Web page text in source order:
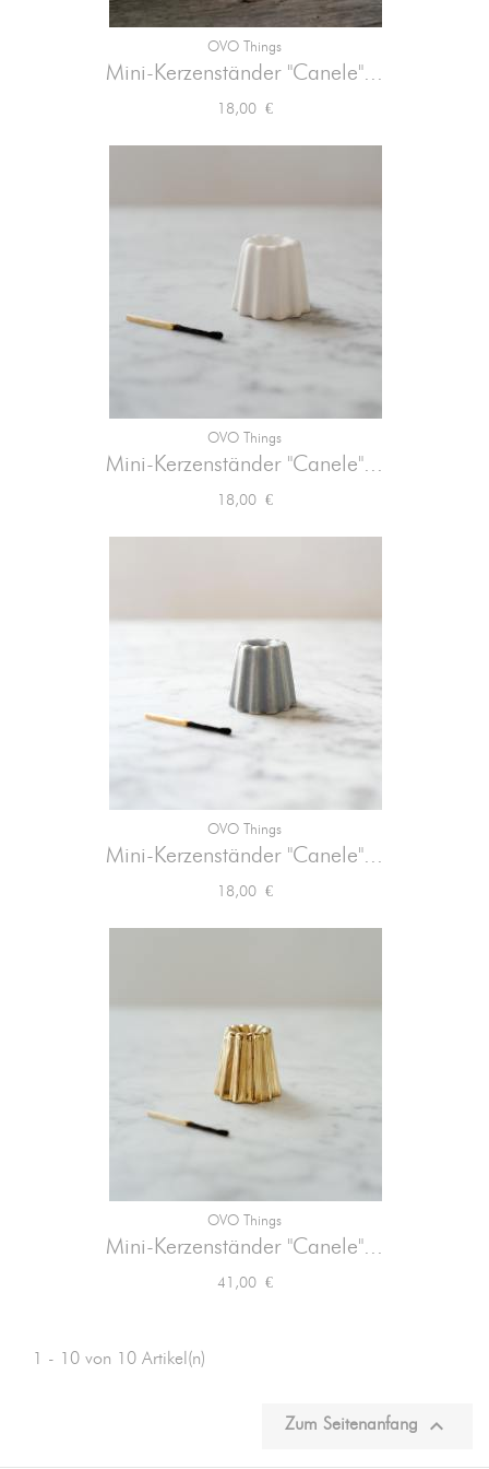
OVO Things
Mini-Kerzenständer "Canele"...
Preis
18,00 €
OVO Things
Mini-Kerzenständer "Canele"...
Preis
18,00 €
OVO Things
Mini-Kerzenständer "Canele"...
Preis
18,00 €
OVO Things
Mini-Kerzenständer "Canele"...
Preis
41,00 €
1 - 10 von 10 Artikel(n)
Zum Seitenanfang 